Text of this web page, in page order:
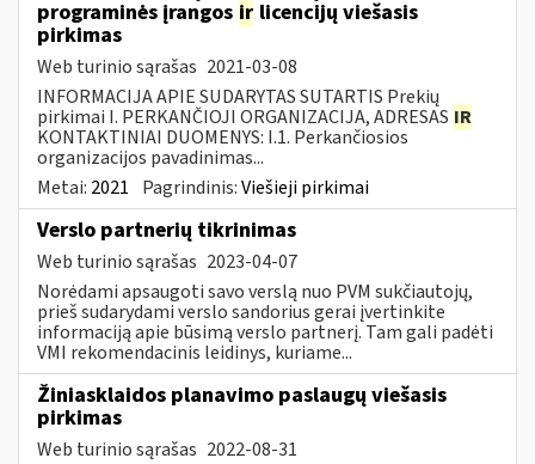
programinės įrangos ir licencijų viešasis
pirkimas
Web turinio sąrašas 2021-03-08
INFORMACIJA APIE SUDARYTAS SUTARTIS Prekių
pirkimai I. PERKANČIOJI ORGANIZACIJA, ADRESAS IR
KONTAKTINIAI DUOMENYS: I.1. Perkančiosios
organizacijos pavadinimas...
Metai: 2021 Pagrindinis:Viešieji pirkimai
Verslo partnerių tikrinimas
Web turinio sąrašas 2023-04-07
Norėdami apsaugoti savo verslą nuo PVM sukčiautojų,
prieš sudarydami verslo sandorius gerai įvertinkite
informaciją apie būsimą verslo partnerį. Tam gali padėti
VMI rekomendacinis leidinys, kuriame...
Žiniasklaidos planavimo paslaugų viešasis
pirkimas
Web turinio sąrašas 2022-08-31